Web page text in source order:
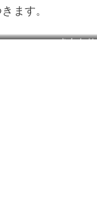
ます。
つきあたり